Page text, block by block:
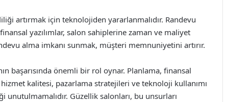
artırmak için teknolojiden yararlanmalıdır. Randevu
yazılımlar, salon sahiplerine zaman ve maliyet
alma imkanı sunmak, müşteri memnuniyetini artırır.
başarısında önemli bir rol oynar. Planlama, finansal
kalitesi, pazarlama stratejileri ve teknoloji kullanımı
Güzellik salonları, bu unsurları